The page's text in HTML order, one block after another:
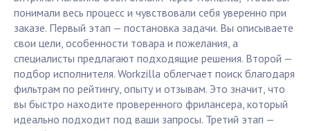
понимали весь процесс и чувствовали себя уверенно при
заказе. Первый этап — постановка задачи. Вы описываете
свои цели, особенности товара и пожелания, а
специалисты предлагают подходящие решения. Второй —
подбор исполнителя. Workzilla облегчает поиск благодаря
фильтрам по рейтингу, опыту и отзывам. Это значит, что
вы быстро находите проверенного фрилансера, который
идеально подходит под ваши запросы. Третий этап —